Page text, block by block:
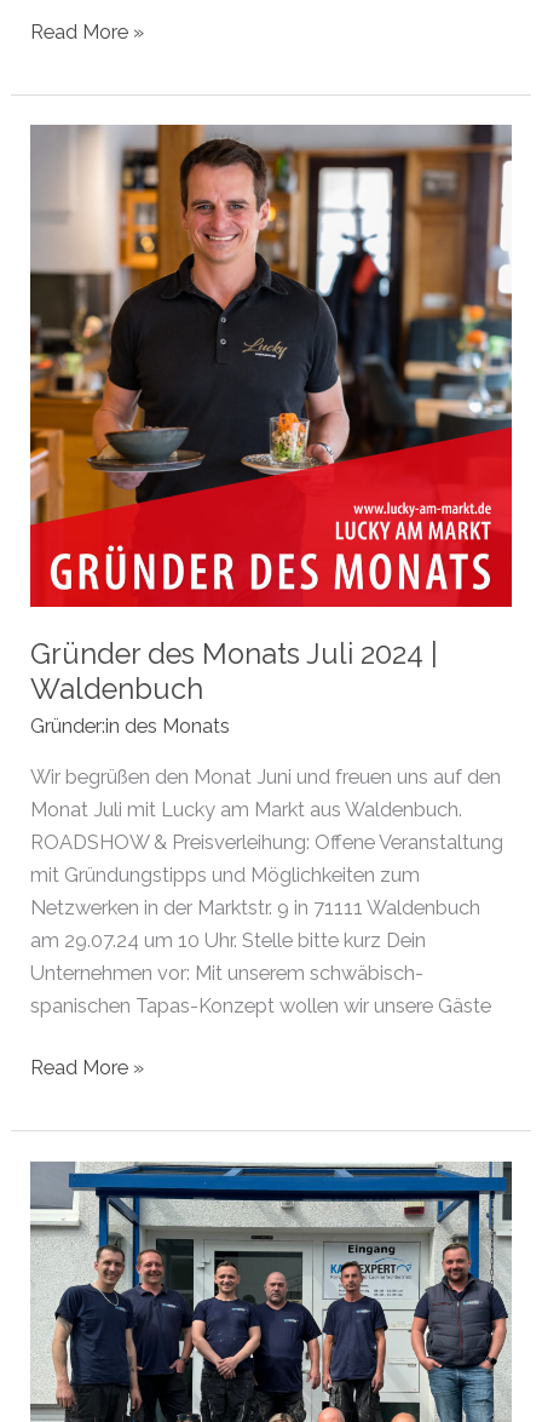
Gründer
Monats
Oktober
Böblingen
Read More »
Gründer des Monats Juli 2024 |
Waldenbuch
Gründer:in des Monats
Wir begrüßen den Monat Juni und freuen uns auf den
Monat Juli mit Lucky am Markt aus Waldenbuch.
ROADSHOW & Preisverleihung: Offene Veranstaltung
mit Gründungstipps und Möglichkeiten zum
Netzwerken in der Marktstr. 9 in 71111 Waldenbuch
am 29.07.24 um 10 Uhr. Stelle bitte kurz Dein
Unternehmen vor: Mit unserem schwäbisch-
spanischen Tapas-Konzept wollen wir unsere Gäste
Gründer
Monats
Juli
2024
|
Waldenbuch
Read More »